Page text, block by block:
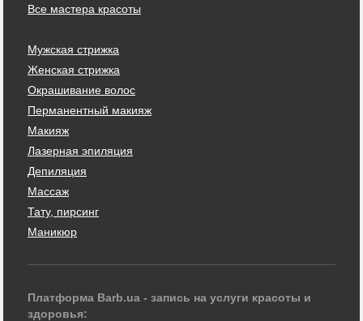
Все мастера красоты
Мужская стрижка
Женская стрижка
Окрашивание волос
Перманентный макияж
Макияж
Лазерная эпиляция
Депиляция
Массаж
Тату, пирсинг
Маникюр
Платформа Barb.ua - запись на услуги красоты и
здоровья: